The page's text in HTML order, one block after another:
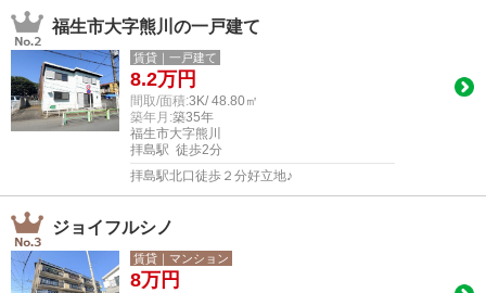
福生市大字熊川の一戸建て
賃貸｜一戸建て
8.2万円
間取/面積:3K/ 48.80㎡
築年月:築35年
福生市大字熊川
拝島駅 徒歩2分
拝島駅北口徒歩２分好立地♪
ジョイフルシノ
賃貸｜マンション
8万円